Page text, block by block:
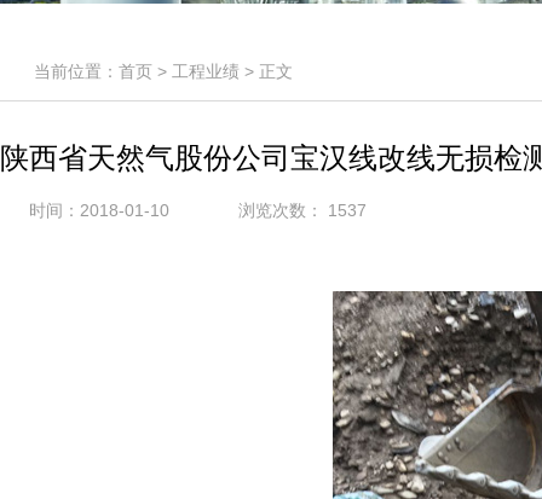
当前位置： 首页 > 工程业绩 > 正文
陕西省天然气股份公司宝汉线改线无损检
时间：2018-01-10 浏览次数： 1537